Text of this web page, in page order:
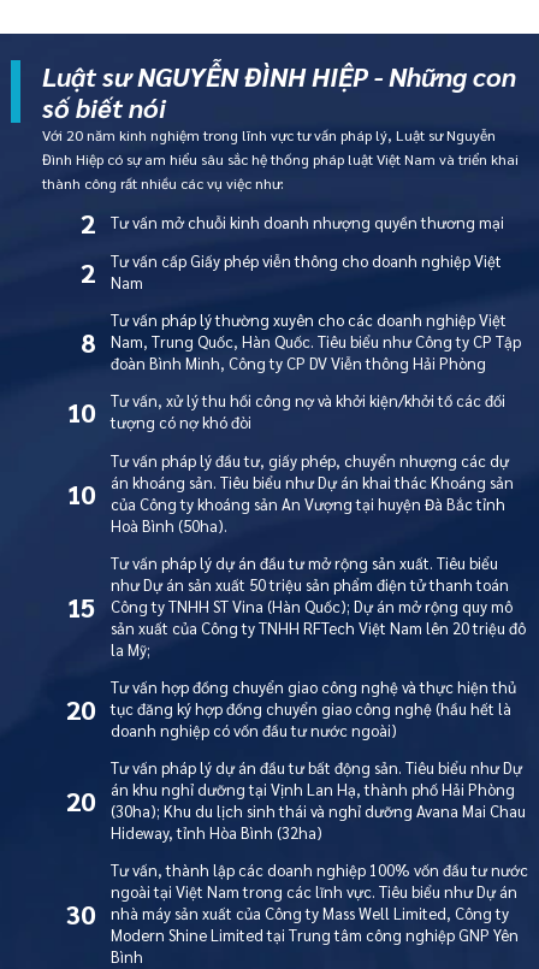
Luật sư NGUYỄN ĐÌNH HIỆP - Những con
số biết nói
Với 20 năm kinh nghiệm trong lĩnh vực tư vấn pháp lý, Luật sư Nguyễn
Đình Hiệp có sự am hiểu sâu sắc hệ thống pháp luật Việt Nam và triển khai
thành công rất nhiều các vụ việc như:
2 Tư vấn mở chuỗi kinh doanh nhượng quyền thương mại
2
Tư vấn cấp Giấy phép viễn thông cho doanh nghiệp Việt
Nam
8
Tư vấn pháp lý thường xuyên cho các doanh nghiệp Việt
Nam, Trung Quốc, Hàn Quốc. Tiêu biểu như Công ty CP Tập
đoàn Bình Minh, Công ty CP DV Viễn thông Hải Phòng
10
Tư vấn, xử lý thu hồi công nợ và khởi kiện/khởi tố các đối
tượng có nợ khó đòi
10
Tư vấn pháp lý đầu tư, giấy phép, chuyển nhượng các dự
án khoáng sản. Tiêu biểu như Dự án khai thác Khoáng sản
của Công ty khoáng sản An Vượng tại huyện Đà Bắc tỉnh
Hoà Bình (50ha).
15
Tư vấn pháp lý dự án đầu tư mở rộng sản xuất. Tiêu biểu
như Dự án sản xuất 50 triệu sản phẩm điện tử thanh toán
Công ty TNHH ST Vina (Hàn Quốc); Dự án mở rộng quy mô
sản xuất của Công ty TNHH RFTech Việt Nam lên 20 triệu đô
la Mỹ;
20
Tư vấn hợp đồng chuyển giao công nghệ và thực hiện thủ
tục đăng ký hợp đồng chuyển giao công nghệ (hầu hết là
doanh nghiệp có vốn đầu tư nước ngoài)
20
Tư vấn pháp lý dự án đầu tư bất động sản. Tiêu biểu như Dự
án khu nghỉ dưỡng tại Vịnh Lan Hạ, thành phố Hải Phòng
(30ha); Khu du lịch sinh thái và nghỉ dưỡng Avana Mai Chau
Hideway, tỉnh Hòa Bình (32ha)
30
Tư vấn, thành lập các doanh nghiệp 100% vốn đầu tư nước
ngoài tại Việt Nam trong các lĩnh vực. Tiêu biểu như Dự án
nhà máy sản xuất của Công ty Mass Well Limited, Công ty
Modern Shine Limited tại Trung tâm công nghiệp GNP Yên
Bình